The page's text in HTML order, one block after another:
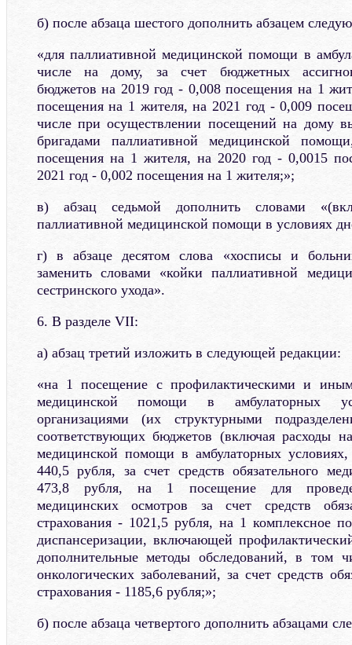
б) после абзаца шестого дополнить абзацем
«для паллиативной медицинской помощи в
числе на дому, за счет бюджетных
бюджетов на 2019 год - 0,008 посещения на 1
посещения на 1 жителя, на 2021 год - 0,009
числе при осуществлении посещений на дому
бригадами паллиативной медицинской
посещения на 1 жителя, на 2020 год - 0,0015
2021 год - 0,002 посещения на 1 жителя;»;
в) абзац седьмой дополнить словами
паллиативной медицинской помощи в условиях
г) в абзаце десятом слова «хосписы и
заменить словами «койки паллиативной
сестринского ухода».
6. В разделе VII:
а) абзац третий изложить в следующей редакции:
«на 1 посещение с профилактическими и
медицинской помощи в амбулаторных
организациями (их структурными
соответствующих бюджетов (включая расходы
медицинской помощи в амбулаторных
440,5 рубля, за счет средств обязательного
473,8 рубля, на 1 посещение для
медицинских осмотров за счет средств
страхования - 1021,5 рубля, на 1 комплексное
диспансеризации, включающей
дополнительные методы обследований, в том
онкологических заболеваний, за счет средств
страхования - 1185,6 рубля;»;
б) после абзаца четвертого дополнить абзацами